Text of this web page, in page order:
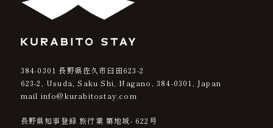
384-0301 長野県佐久市臼田623-2
623-2, Usuda, Saku Shi, Nagano, 384-0301
, Japan
mail info@kurabitostay.com
長野県知事登録 旅行業 第地域- 622号